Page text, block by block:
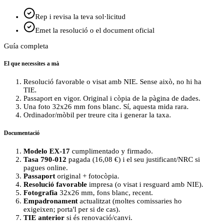
Rep i revisa la teva sol·licitud
Emet la resolució o el document oficial
Guía completa
El que necessites a mà
Resolució favorable o visat amb NIE. Sense això, no hi ha
TIE.
Passaport en vigor. Original i còpia de la pàgina de dades.
Una foto 32x26 mm fons blanc. Sí, aquesta mida rara.
Ordinador/mòbil per treure cita i generar la taxa.
Documentació
Modelo EX-17 cumplimentado y firmado.
Tasa 790-012 pagada (16,08 €) i el seu justificant/NRC si
pagues online.
Passaport original + fotocòpia.
Resolució favorable impresa (o visat i resguard amb NIE).
Fotografia 32x26 mm, fons blanc, recent.
Empadronament actualitzat (moltes comissaries ho
exigeixen; porta'l per si de cas).
TIE anterior si és renovació/canvi.